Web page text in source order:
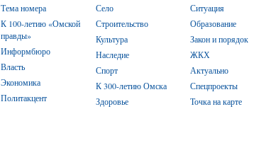
Тема номера
К 100-летию «Омской
правды»
Информбюро
Власть
Экономика
Политакцент
Село
Строительство
Культура
Наследие
Спорт
К 300-летию Омска
Здоровье
Ситуация
Образование
Закон и порядок
ЖКХ
Актуально
Спецпроекты
Точка на карте